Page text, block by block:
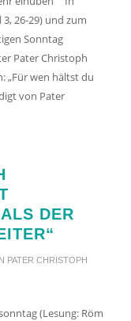
26-29) und zum
Sonntag
Pater Christoph
„Für wen hältst du
von Pater
DER
PATER CHRISTOPH
(Lesung: Röm